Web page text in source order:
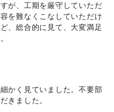
が、工期を厳守していただ
を難なくこなしていただけ
、総合的に見て、大変満足
かく見ていました。不要部
きました。